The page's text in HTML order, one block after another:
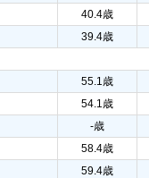
40.4歳
39.4歳
55.1歳
54.1歳
-歳
58.4歳
59.4歳